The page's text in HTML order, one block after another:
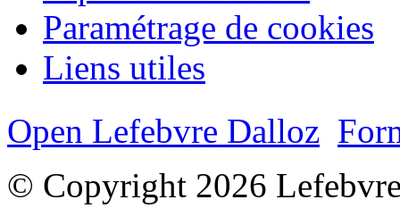
Paramétrage de cookies
Liens utiles
Open Lefebvre Dalloz
© Copyright 2026